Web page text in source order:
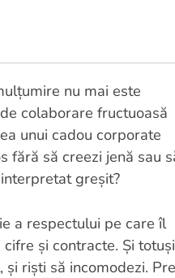
nu mai este
colaborare fructuoasă
unui cadou corporate
fără să creezi jenă sau
greșit?
a respectului pe care îl
și contracte. Și
riști să incomodezi.